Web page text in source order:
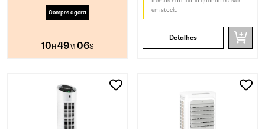
Compre agora
10 H 49M 05S
em stock.
Detalhes